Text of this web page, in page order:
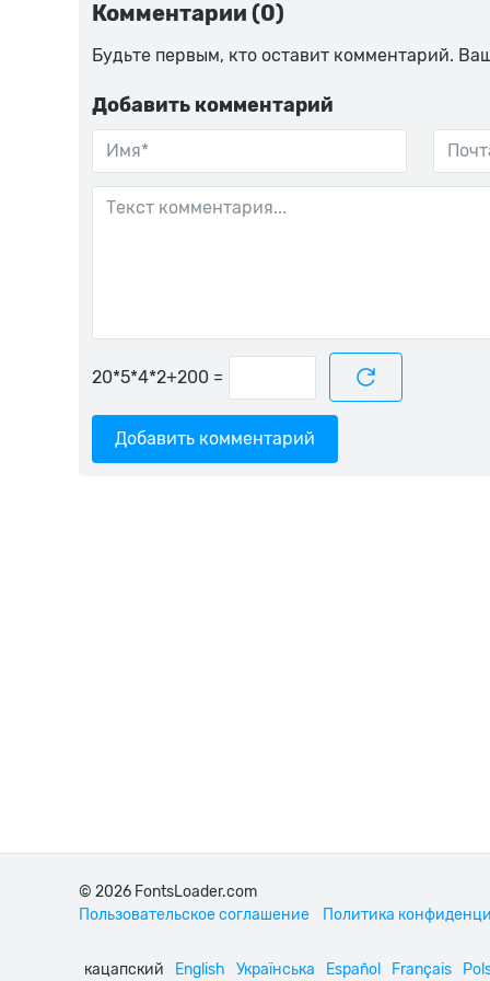
Комментарии (0)
Будьте первым, кто оставит комментарий.
Добавить комментарий
=
Добавить комментарий
© 2026 FontsLoader.com
Пользовательское соглашение
Политика
кацапский English Українська Español Français